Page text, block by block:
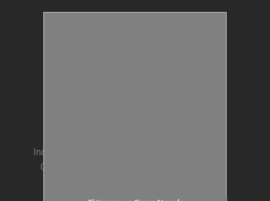
Incentivos para Empresas
Condiciones generales